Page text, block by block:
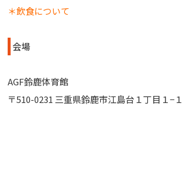
＊飲食について
会場
AGF鈴鹿体育館
〒510-0231 三重県鈴鹿市江島台１丁目１−１